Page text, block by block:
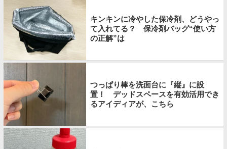
キンキンに冷やした保冷剤、どうやっ
て入れてる？ 保冷剤バッグ“使い方
の正解”は
つっぱり棒を洗面台に『縦』に設
置！ デッドスペースを有効活用でき
るアイディアが、こちら